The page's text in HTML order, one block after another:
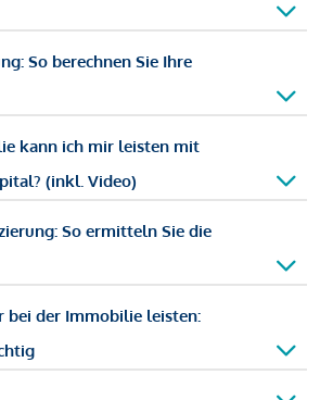
So berechnen Sie Ihre
kann ich mir leisten mit
(inkl. Video)
So ermitteln Sie die
bei der Immobilie leisten: